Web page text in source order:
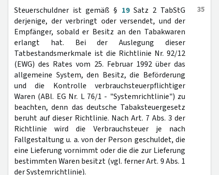
35
Steuerschuldner ist gemäß § 19Satz 2 TabStG
derjenige, der verbringt oder versendet, und der
Empfänger, sobald er Besitz an den Tabakwaren
erlangt hat. Bei der Auslegung dieser
Tatbestandsmerkmale ist die Richtlinie Nr. 92/12
(EWG) des Rates vom 25. Februar 1992 über das
allgemeine System, den Besitz, die Beförderung
und die Kontrolle verbrauchsteuerpflichtiger
Waren (ABl. EG Nr. L 76/1 - "Systemrichtlinie") zu
beachten, denn das deutsche Tabaksteuergesetz
beruht auf dieser Richtlinie. Nach Art. 7 Abs. 3 der
Richtlinie wird die Verbrauchsteuer je nach
Fallgestaltung u. a. von der Person geschuldet, die
eine Lieferung vornimmt oder die die zur Lieferung
bestimmten Waren besitzt (vgl. ferner Art. 9 Abs. 1
der Systemrichtlinie).